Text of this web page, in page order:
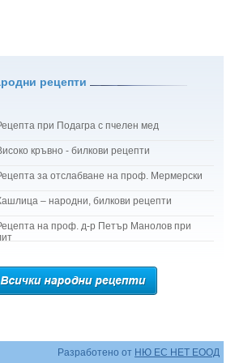
рецепти
при Подагра с пчелен мед
кръвно - билкови рецепти
за отслабване на проф. Мермерски
– народни, билкови рецепти
на проф. д-р Петър Манолов при
Разработено от НЮ ЕС НЕТ ЕООД